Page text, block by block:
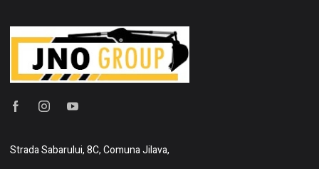
Strada Sabarului, 8C, Comuna Jilava,